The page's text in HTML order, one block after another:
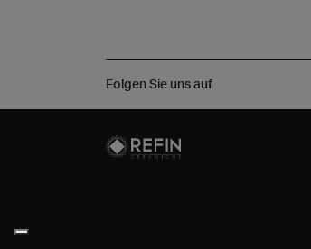
Folgen Sie uns auf